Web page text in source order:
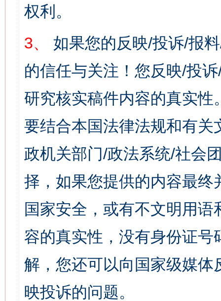
权利。
3、
如果您的反映/投诉/报
的信任与关注！您反映/投
研究核实稿件内容的真实
要结合本国法律法规和有关
政机关部门/政法系统/社会
择，如果您提供的内容最
国家安全，或有不文明用
容的真实性，没有身份证
解，您还可以向国家级媒
映投诉的问题。